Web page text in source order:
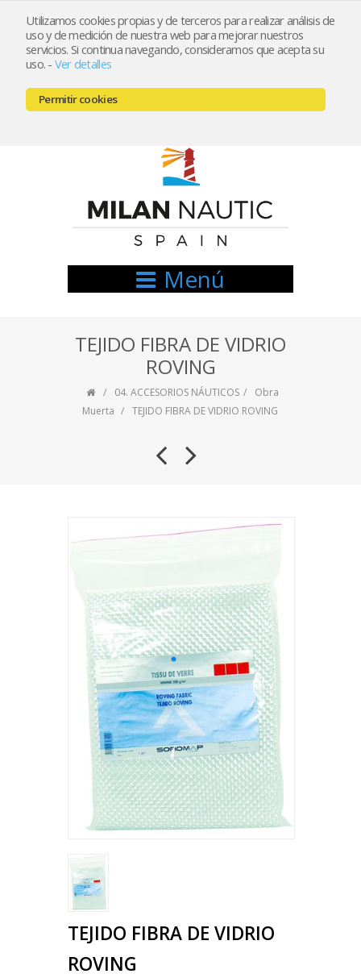
Utilizamos cookies propias y de terceros para realizar análisis de
uso y de medición de nuestra web para mejorar nuestros
servicios. Si continua navegando, consideramos que acepta su
uso. - Ver detalles
Permitir cookies
Registrarse Mi cuenta
666521122 // 654999333
Menú
TEJIDO FIBRA DE VIDRIO
ROVING
04. ACCESORIOS NÁUTICOS
Obra
Muerta
TEJIDO FIBRA DE VIDRIO ROVING
TEJIDO FIBRA DE VIDRIO
ROVING